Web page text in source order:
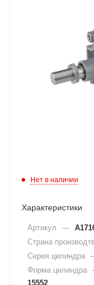
Нет в наличии
Характеристики
Артикул —
Страна
Серия цилиндра
Форма цилиндра
15552